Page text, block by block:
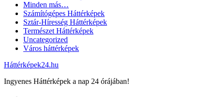
Minden más…
Számítógépes Háttérképek
Sztár-Híresség Háttérképek
Természet Háttérképek
Uncategorized
Város háttérképek
Háttérképek24.hu
Ingyenes Háttérképek a nap 24 órájában!